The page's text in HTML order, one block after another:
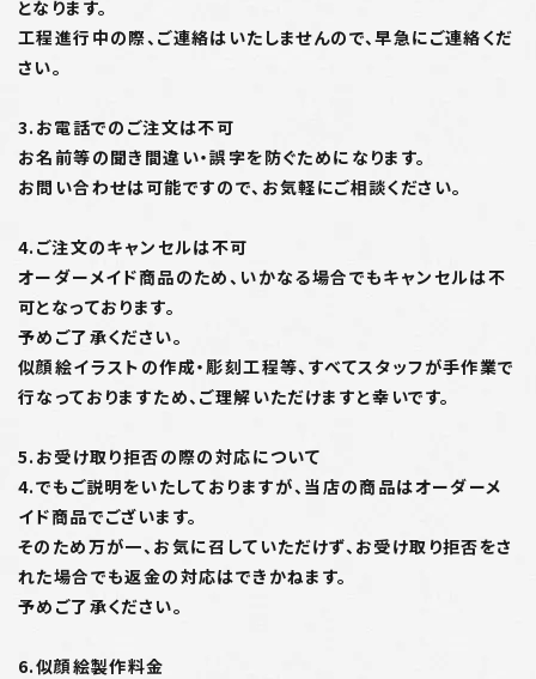
となります。
工程進行中の際、ご連絡はいたしませんので、早急にご連絡くだ
さい。
3.お電話でのご注文は不可
お名前等の聞き間違い・誤字を防ぐためになります。
お問い合わせは可能ですので、お気軽にご相談ください。
4.ご注文のキャンセルは不可
オーダーメイド商品のため、いかなる場合でもキャンセルは不
可となっております。
予めご了承ください。
似顔絵イラストの作成・彫刻工程等、すべてスタッフが手作業で
行なっておりますため、ご理解いただけますと幸いです。
5.お受け取り拒否の際の対応について
4.でもご説明をいたしておりますが、当店の商品はオーダーメ
イド商品でございます。
そのため万が一、お気に召していただけず、お受け取り拒否をさ
れた場合でも返金の対応はできかねます。
予めご了承ください。
6.似顔絵製作料金